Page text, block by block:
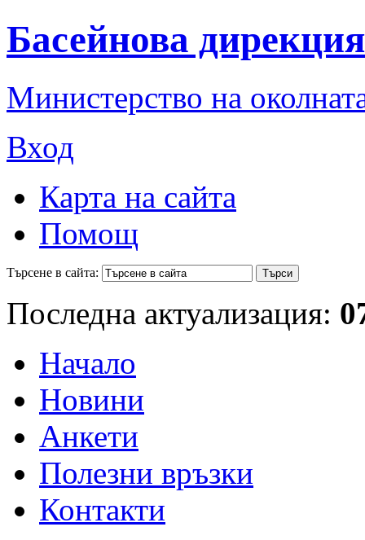
Басейнова
Министерство на
Вход
Карта на сайта
Помощ
Търсене в сайта:
Последна актуализация:
Начало
Новини
Анкети
Полезни връзки
Контакти